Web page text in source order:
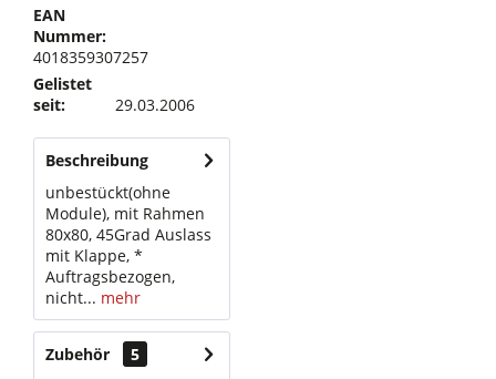
EAN
Nummer:
4018359307257
Gelistet
seit:
29.03.2006
Beschreibung
unbestückt(ohne
Module), mit Rahmen
80x80, 45Grad Auslass
mit Klappe, *
Auftragsbezogen,
nicht... mehr
Zubehör 5